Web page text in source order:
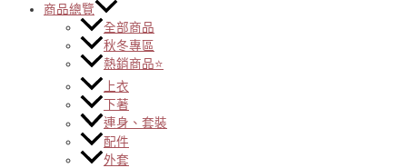
商品總覽
全部商品
秋冬專區
熱銷商品⭐
上衣
下著
連身、套裝
配件
外套